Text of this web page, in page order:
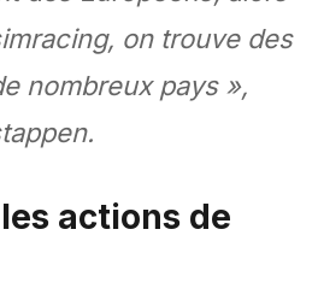
on trouve des
nombreux pays »,
actions de